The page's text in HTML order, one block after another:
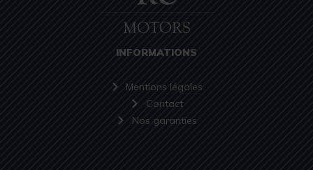
INFORMATIONS
Mentions légales
Contact
Nos garanties